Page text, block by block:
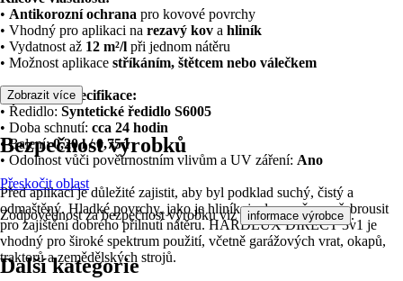
• Antikorozní ochrana pro kovové povrchy
• Vhodný pro aplikaci na rezavý kov a hliník
• Vydatnost až 12 m²/l při jednom nátěru
• Možnost aplikace stříkáním, štětcem nebo válečkem
Technická specifikace:
• Ředidlo: Syntetické ředidlo S6005
• Doba schnutí: cca 24 hodin
• Balení:0,20 l / 0,75 l
• Odolnost vůči povětrnostním vlivům a UV záření: Ano
Před aplikací je důležité zajistit, aby byl podklad suchý, čistý a
odmaštěný. Hladké povrchy, jako je hliník, je doporučeno přebrousit
pro zajištění dobrého přilnutí nátěru. HARDLUX DIRECT 3v1 je
vhodný pro široké spektrum použití, včetně garážových vrat, okapů,
traktorů a zemědělských strojů.
Zobrazit více
Bezpečnost výrobků
Přeskočit oblast
Zodpovědnost za bezpečnost výrobku viz informace výrobce .
Další kategorie